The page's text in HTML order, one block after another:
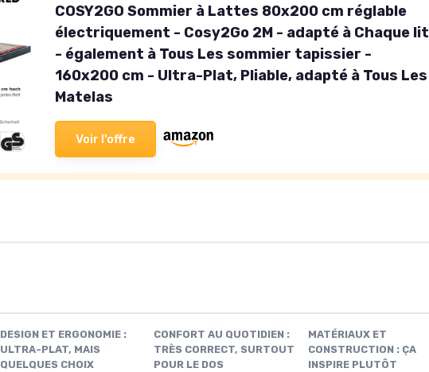
COSY2GO Sommier à Lattes 80x200 cm réglable
électriquement - Cosy2Go 2M - adapté à Chaque lit
- également à Tous Les sommier tapissier -
160x200 cm - Ultra-Plat, Pliable, adapté à Tous Les
Matelas
Voir l'offre
DESIGN ET ERGONOMIE :
ULTRA-PLAT, MAIS
QUELQUES CHOIX
CONFORT AU QUOTIDIEN :
TRÈS CORRECT, SURTOUT
POUR LE DOS
MATÉRIAUX ET
CONSTRUCTION : ÇA
INSPIRE PLUTÔT